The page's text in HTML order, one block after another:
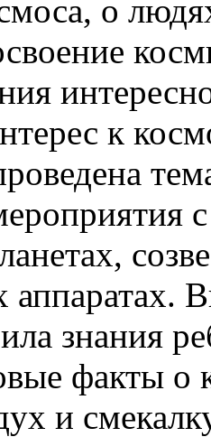
о
к
аппаратах.
знания
факты о
и